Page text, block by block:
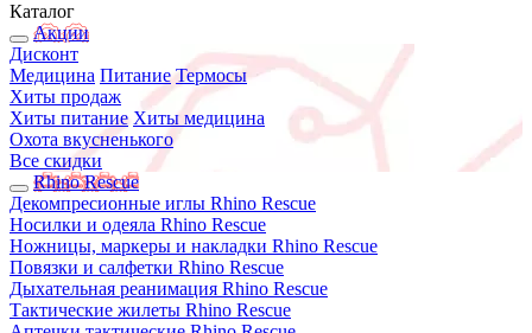
Каталог
Акции
Дисконт
Медицина Питание Термосы
Хиты продаж
Хиты питание Хиты медицина
Охота вкусненького
Все скидки
Rhino Rescue
Декомпресионные иглы Rhino Rescue
Носилки и одеяла Rhino Rescue
Ножницы, маркеры и накладки Rhino Rescue
Повязки и салфетки Rhino Rescue
Дыхательная реанимация Rhino Rescue
Тактические жилеты Rhino Rescue